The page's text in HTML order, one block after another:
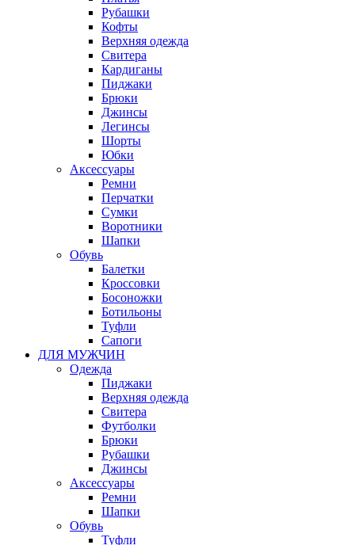
Рубашки
Кофты
Верхняя одежда
Свитера
Кардиганы
Пиджаки
Брюки
Джинсы
Легинсы
Шорты
Юбки
Аксессуары
Ремни
Перчатки
Сумки
Воротники
Шапки
Обувь
Балетки
Кроссовки
Босоножки
Ботильоны
Туфли
Сапоги
ДЛЯ МУЖЧИН
Одежда
Пиджаки
Верхняя одежда
Свитера
Футболки
Брюки
Рубашки
Джинсы
Аксессуары
Ремни
Шапки
Обувь
Туфли